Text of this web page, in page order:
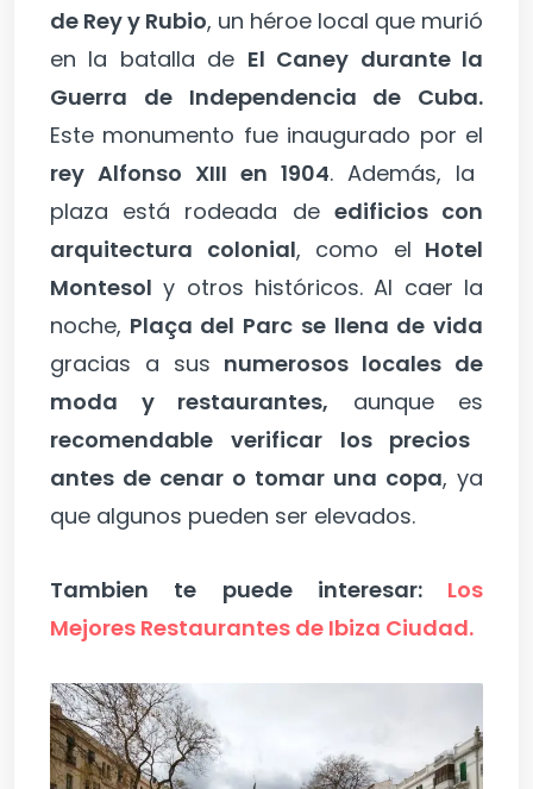
de Rey y Rubio, un héroe local que murió
en la batalla de El Caney durante la
Guerra de Independencia de Cuba.
Este monumento fue inaugurado por el
rey Alfonso XIII en 1904. Además, la
plaza está rodeada de edificios con
arquitectura colonial, como el Hotel
Montesol y otros históricos. Al caer la
noche, Plaça del Parc se llena de vida
gracias a sus numerosos locales de
moda y restaurantes, aunque es
recomendable verificar los precios
antes de cenar o tomar una copa, ya
que algunos pueden ser elevados.
Tambien te puede interesar: Los
Mejores Restaurantes de Ibiza Ciudad.